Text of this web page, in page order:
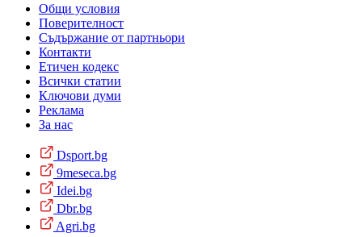
Общи условия
Поверителност
Съдържание от партньори
Контакти
Етичен кодекс
Всички статии
Ключови думи
Реклама
За нас
Dsport.bg
9meseca.bg
Idei.bg
Dbr.bg
Agri.bg